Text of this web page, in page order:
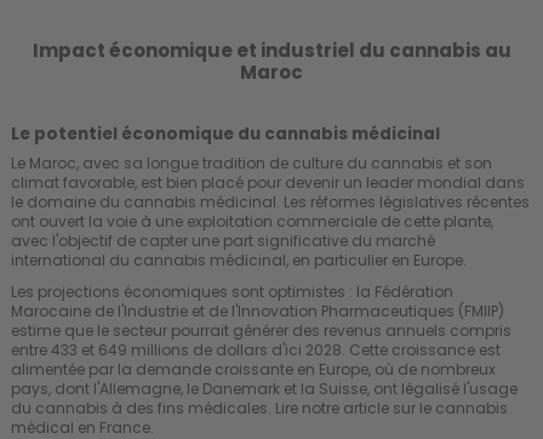
Impact économique et industriel du cannabis au
Maroc
Le potentiel économique du cannabis médicinal
Le Maroc, avec sa longue tradition de culture du cannabis et son
climat favorable, est bien placé pour devenir un leader mondial dans
le domaine du cannabis médicinal. Les réformes législatives récentes
ont ouvert la voie à une exploitation commerciale de cette plante,
avec l'objectif de capter une part significative du marché
international du cannabis médicinal, en particulier en Europe.
Les projections économiques sont optimistes : la Fédération
Marocaine de l'Industrie et de l'Innovation Pharmaceutiques (FMIIP)
estime que le secteur pourrait générer des revenus annuels compris
entre 433 et 649 millions de dollars d'ici 2028. Cette croissance est
alimentée par la demande croissante en Europe, où de nombreux
pays, dont l'Allemagne, le Danemark et la Suisse, ont légalisé l'usage
du cannabis à des fins médicales. Lire notre article sur le cannabis
médical en France.